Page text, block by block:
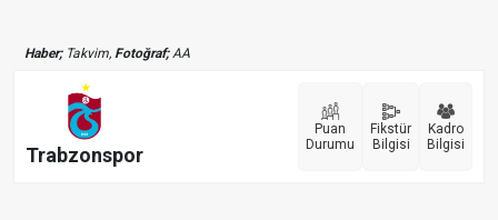
Haber;Takvim, Fotoğraf;AA
Trabzonspor
Puan
Durumu
Fikstür
Bilgisi
Kadro
Bilgisi